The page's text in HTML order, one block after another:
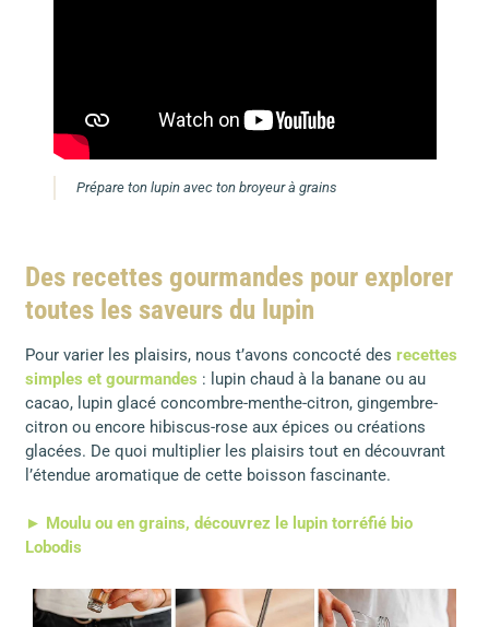
Prépare ton lupin avec ton broyeur à grains
Des recettes gourmandes pour explorer
toutes les saveurs du lupin
Pour varier les plaisirs, nous t’avons concocté des recettes
simples et gourmandes : lupin chaud à la banane ou au
cacao, lupin glacé concombre-menthe-citron, gingembre-
citron ou encore hibiscus-rose aux épices ou créations
glacées. De quoi multiplier les plaisirs tout en découvrant
l’étendue aromatique de cette boisson fascinante.
► Moulu ou en grains, découvrez le lupin torréfié bio
Lobodis